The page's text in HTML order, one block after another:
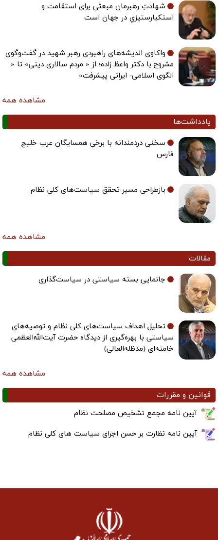
شهادتِ رهبرمان مبعثی برای استقامت و
استکبارستیزیِ در جهان است
واکاوی اندیشه‌های راهبردی رهبر شهید در گفت‌وگوی
مشروح با دکتر واعظ زاده؛ از « مردم سالاری دینی» تا «
الگوی اسلامی- ایرانی پیشرفت»
مشاهده همه
یادداشت‌ها
سخنی دردمندانه با برخی همسایگان عرب خلیج
فارس
بازطراحی مسیر تحقق سیاست‌های کلی نظام
مشاهده همه
مقالات
جانمایی بسته سیاستی در سیاست‌گذاری
تحلیل اهداف سیاست‌های کلی نظام و توصیه‌های
سیاستی با بهره‌گیری از دیدگاه حضرت آیت‌الله‌العظمی
خامنه‌ای (مدظله‌العالی)
مشاهده همه
قوانین و مقررات
آیین نامه مجمع تشخیص مصلحت نظام
آیین نامه نظارت بر حسن اجرای سیاست های کلی نظام